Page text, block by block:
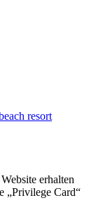
resort
erhalten
„Privilege Card“